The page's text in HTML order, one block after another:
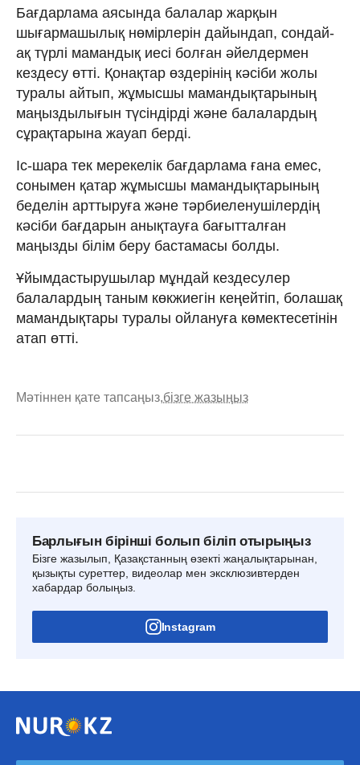
Бағдарлама аясында балалар жарқын
шығармашылық нөмірлерін дайындап, сондай-
ақ түрлі мамандық иесі болған әйелдермен
кездесу өтті. Қонақтар өздерінің кәсіби жолы
туралы айтып, жұмысшы мамандықтарының
маңыздылығын түсіндірді және балалардың
сұрақтарына жауап берді.
Іс-шара тек мерекелік бағдарлама ғана емес,
сонымен қатар жұмысшы мамандықтарының
беделін арттыруға және тәрбиеленушілердің
кәсіби бағдарын анықтауға бағытталған
маңызды білім беру бастамасы болды.
Ұйымдастырушылар мұндай кездесулер
балалардың таным көкжиегін кеңейтіп, болашақ
мамандықтары туралы ойлануға көмектесетінін
атап өтті.
Мәтіннен қате тапсаңыз,бізге жазыңыз
Барлығын бірінші болып біліп отырыңыз
Бізге жазылып, Қазақстанның өзекті жаңалықтарынан,
қызықты суреттер, видеолар мен эксклюзивтерден
хабардар болыңыз.
Instagram